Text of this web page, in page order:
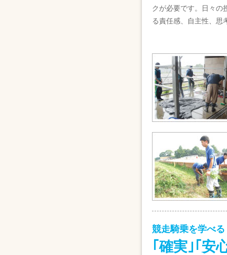
クが必要です。日々の
る責任感、自主性、思
競走騎乗を学べ
｢確実｣｢安